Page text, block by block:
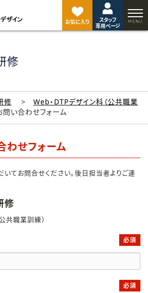
お気に入り
スタッフ
専用ページ
修
修
Web・DTPデザイン科（公共職業
問い合わせフォーム
わせフォーム
てお問合せください。後日担当者よりご連
修
共職業訓練）
必須
必須